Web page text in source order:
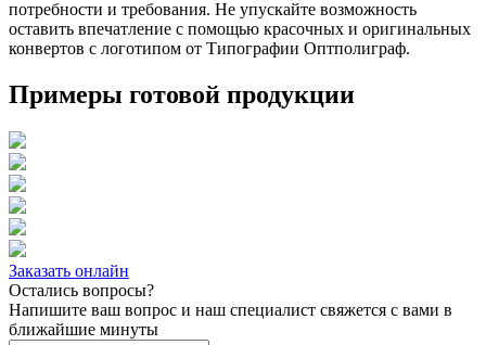
потребности и требования. Не упускайте возможность
оставить впечатление с помощью красочных и оригинальных
конвертов с логотипом от Типографии Оптполиграф.
Примеры готовой продукции
Заказать онлайн
Остались вопросы?
Напишите ваш вопрос и наш специалист свяжется с вами в
ближайшие минуты